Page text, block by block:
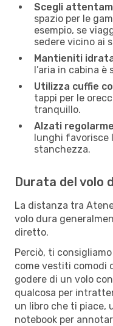
Scegli
spazio per le
esempio, se
sedere vicino ai
Mantieniti
l’aria in cabina è
Utilizza cuffie
tappi per le
tranquillo.
Alzati
lunghi favorisce
stanchezza.
Durata del volo
La distanza tra
volo dura
diretto.
Perciò, ti
come vestiti comodi
godere di un volo
qualcosa per
un libro che ti piace,
notebook per